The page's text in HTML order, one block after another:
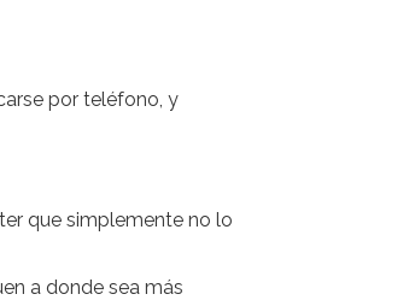
por teléfono, y
que simplemente no lo
a donde sea más